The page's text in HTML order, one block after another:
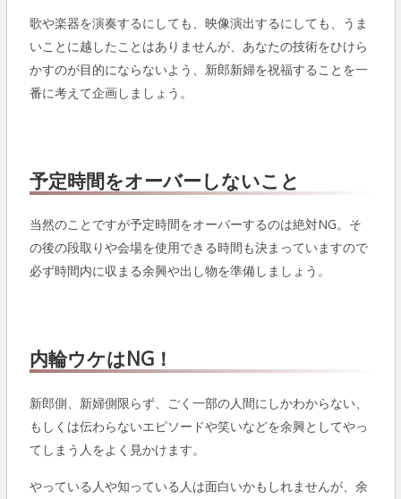
歌や楽器を演奏するにしても、映像演出するにしても、うま
いことに越したことはありませんが、あなたの技術をひけら
かすのが目的にならないよう、新郎新婦を祝福することを一
番に考えて企画しましょう。
予定時間をオーバーしないこと
当然のことですが予定時間をオーバーするのは絶対NG。そ
の後の段取りや会場を使用できる時間も決まっていますので
必ず時間内に収まる余興や出し物を準備しましょう。
内輪ウケはNG！
新郎側、新婦側限らず、ごく一部の人間にしかわからない、
もしくは伝わらないエピソードや笑いなどを余興としてやっ
てしまう人をよく見かけます。
やっている人や知っている人は面白いかもしれませんが、余